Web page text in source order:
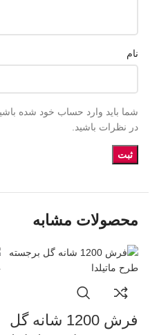
نام
شما باید وارد حساب خود شده
در نظرات باشید.
محصولات مشابه
فرش 1200 شانه گل